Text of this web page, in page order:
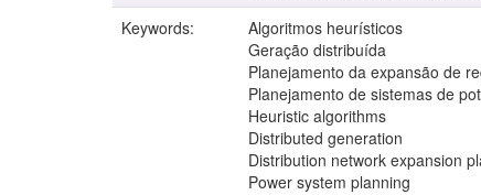
Keywords:
Algoritmos heurísticos
Geração distribuída
Planejamento da expansão de
Planejamento de sistemas de
Heuristic algorithms
Distributed generation
Distribution network expansion
Power system planning